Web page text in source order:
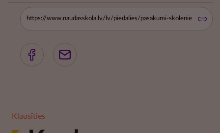
Klausīties